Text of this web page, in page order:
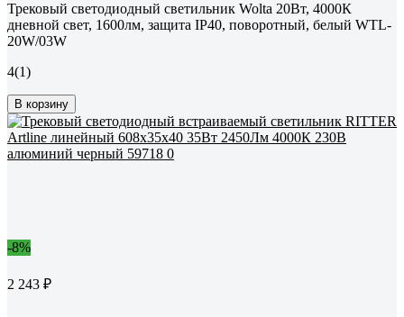
Трековый светодиодный светильник Wolta 20Вт, 4000К
дневной свет, 1600лм, защита IP40, поворотный, белый WTL-
20W/03W
4(1)
В корзину
-8%
2 243 ₽